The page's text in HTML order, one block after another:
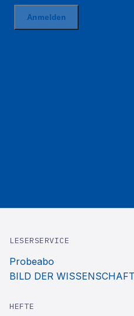
LESERSERVICE
Probeabo
BILD DER
HEFTE